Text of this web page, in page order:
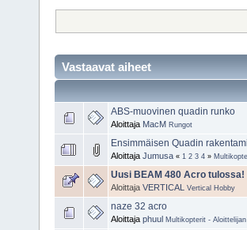
Vastaavat aiheet
ABS-muovinen quadin runko
Aloittaja MacM Rungot
Ensimmäisen Quadin
Aloittaja Jumusa « 1 2 3 4 »
Uusi BEAM 480 Acro tulossa!
Aloittaja VERTICAL Vertical Hobby
naze 32 acro
Aloittaja phuul Multikopterit -